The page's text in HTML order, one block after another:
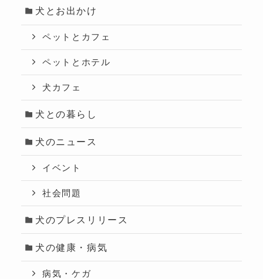
犬とお出かけ
ペットとカフェ
ペットとホテル
犬カフェ
犬との暮らし
犬のニュース
イベント
社会問題
犬のプレスリリース
犬の健康・病気
病気・ケガ